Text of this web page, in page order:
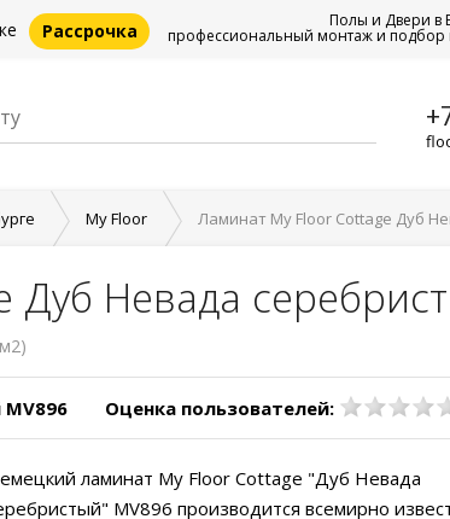
Рассрочка Полы и Двери в
профессиональный монтаж и подбор
My Floor Ламинат My Floor Cottage Дуб
Невада
Оценка пользователей:
ламинат My Floor Cottage "Дуб Невада
MV896 производится всемирно